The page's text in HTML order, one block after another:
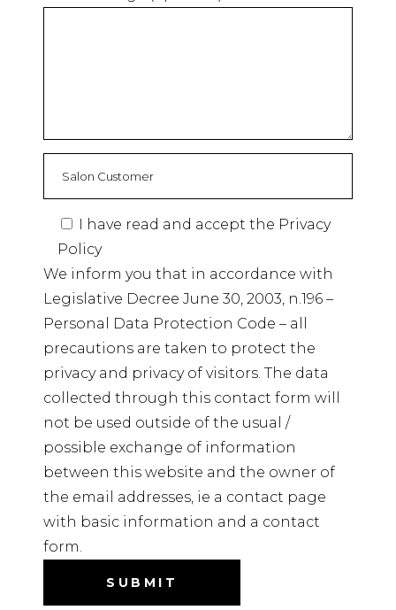
I have read and accept the Privacy
Policy
We inform you that in accordance with
Legislative Decree June 30, 2003, n.196 –
Personal Data Protection Code – all
precautions are taken to protect the
privacy and privacy of visitors. The data
collected through this contact form will
not be used outside of the usual /
possible exchange of information
between this website and the owner of
the email addresses, ie a contact page
with basic information and a contact
form.